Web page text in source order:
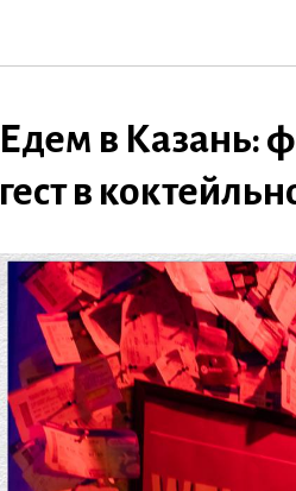
Едем в Казань:
гест в